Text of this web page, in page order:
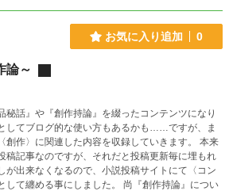
お気に入り追加 0
論～
秘話』や『創作持論』を綴ったコンテンツになり
してブログ的な使い方もあるかも……ですが、ま
創作〉に関連した内容を収録していきます。 本来
稿記事なのですが、それだと投稿更新毎に埋もれ
が出来なくなるので、小説投稿サイトにて〈コン
して纏める事にしました。 尚『創作持論』につい